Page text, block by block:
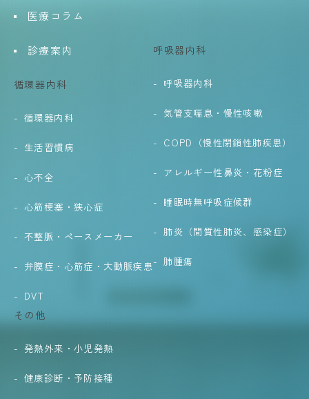
医療コラム
診療案内
循環器内科
循環器内科
生活習慣病
心不全
心筋梗塞・狭心症
不整脈・ペースメーカー
弁膜症・心筋症・大動脈疾患
DVT
呼吸器内科
呼吸器内科
気管支喘息・慢性咳嗽
COPD（慢性閉鎖性肺疾患）
アレルギー性鼻炎・花粉症
睡眠時無呼吸症候群
肺炎（間質性肺炎、感染症）
肺腫瘍
その他
発熱外来・小児発熱
健康診断・予防接種